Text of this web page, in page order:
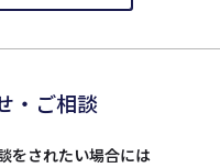
・ご相談
をされたい場合には